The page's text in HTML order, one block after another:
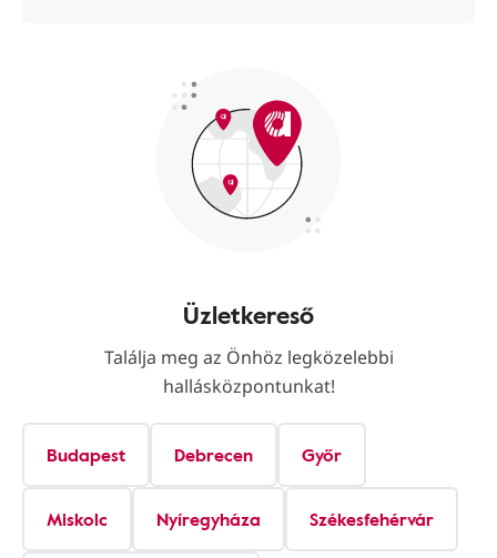
Üzletkereső
Találja meg az Önhöz legközelebbi
hallásközpontunkat!
Budapest Debrecen Győr
Miskolc Nyíregyháza Székesfehérvár